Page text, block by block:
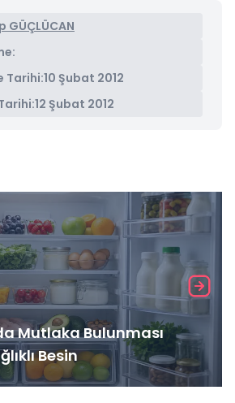
GÜÇLÜCAN
Tarihi:10 Şubat 2012
12 Şubat 2012
Mutlaka Bulunması
Besin